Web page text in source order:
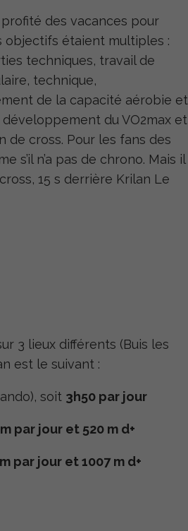
des vacances pour
objectifs étaient multiples :
techniques, travail de
technique,
de la capacité aérobie et
développement du VO2max et
de cross. Pour les fans des
s’il n’a pas de chrono. Mais il
15 s derrière Krilan Le
3 lieux différents (Buis les
est le suivant :
soit 3h50 par jour
par jour et 520 m d+
par jour et 1007 m d+